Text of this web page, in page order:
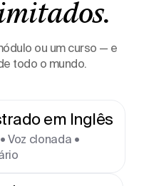
ou um curso — e
todo o mundo.
em Inglês
Voz clonada •